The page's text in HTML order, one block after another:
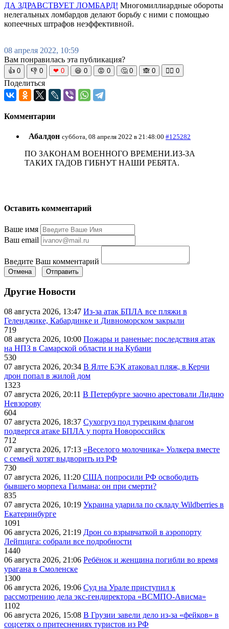
ДА ЗДРАВСТВУЕТ ЛОМБАРД! Многомиллиардные обороты
нелегальных ломбардов делают борьбу с ними с помощью
копеечных штрафов неэффективной.
08 апреля 2022, 10:59
Вам понравилась эта публикация?
👍 0 👎 0 ❤ 0 😆 0 😡 0 🤔 0 🙈 0 🧘‍♀️ 0
Поделиться
Комментарии
Абалдон суббота, 08 апреля 2022 в 21:48:00 #125282
ПО ЗАКОНАМ ВОЕННОГО ВРЕМЕНИ.ИЗ-ЗА
ТАКИХ ГАДОВ ГИБНУТ НАШИ РЕБЯТА.
Оставить комментарий
Ваше имя
Ваш email
Введите Ваш комментарий
Отмена Отправить
Другие Новости
08 августа 2026, 13:47 Из-за атак БПЛА все пляжи в
Геленджике, Кабардинке и Дивноморском закрыли
719
08 августа 2026, 10:00 Пожары и раненые: последствия атак
на НПЗ в Самарской области и на Кубани
530
07 августа 2026, 20:34 В Ялте БЭК атаковал пляж, в Керчи
дрон попал в жилой дом
1323
07 августа 2026, 20:11 В Петербурге заочно арестовали Лидию
Невзорову
604
07 августа 2026, 18:37 Сухогруз под турецким флагом
подвергся атаке БПЛА у порта Новороссийск
712
07 августа 2026, 17:13 «Веселого молочника» Уолкера вместе
с семьей хотят выдворить из РФ
730
07 августа 2026, 11:20 США попросили РФ освободить
бывшего морпеха Гилмана: он при смерти?
835
07 августа 2026, 10:19 Украина ударила по складу Wildberries в
Екатеринбурге
1091
06 августа 2026, 21:19 Дрон со взрывчаткой в аэропорту
Лейпцига: собрали все подробности
1440
06 августа 2026, 21:06 Ребёнок и женщина погибли во время
урагана в Смоленске
1300
06 августа 2026, 19:06 Суд на Урале приступил к
рассмотрению дела экс-гендиректора «ВСМПО-Ависма»
1102
06 августа 2026, 15:08 В Грузии завели дело из-за «фейков» в
соцсетях о притеснениях туристов из РФ